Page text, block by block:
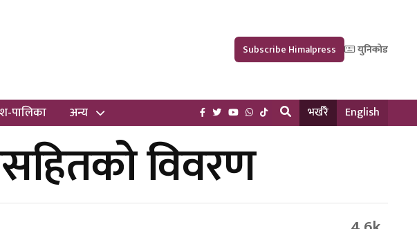
Subscribe Himalpress युनिकोड
पालिका अन्य भर्खरै English
विवरण